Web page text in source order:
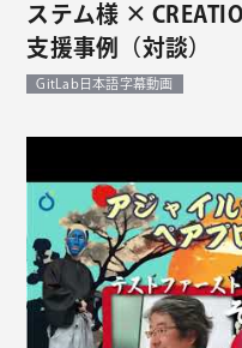
ステム様 ×
支援事例（対談）
GitLab日本語字幕動画